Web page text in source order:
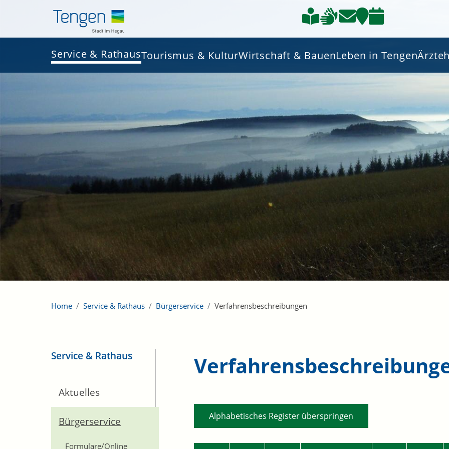
Service & RathausTourismus & KulturWirtschaft & BauenLeben in Tengen
Home Service & Rathaus Bürgerservice Verfahrensbeschreibungen
Service & Rathaus
Aktuelles
Bürgerservice
Formulare/Online
Alphabetisches Register überspringen